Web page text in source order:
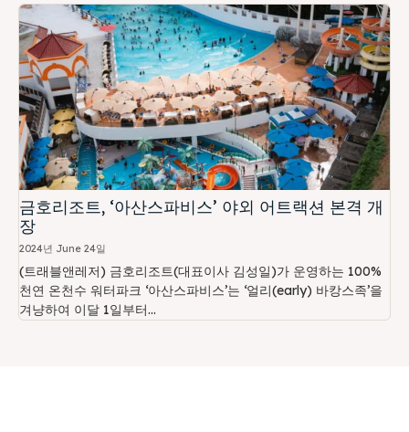
금호리조트, ‘아산스파비스’ 야외 어트랙션 본격 개
장
2024년 June 24일
(트래블앤레저) 금호리조트(대표이사 김성일)가 운영하는 100%
천연 온천수 워터파크 ‘아산스파비스’는 ‘얼리(early) 바캉스족’을
겨냥하여 이달 1일부터...